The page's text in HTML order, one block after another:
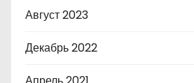
Август 2023
Декабрь 2022